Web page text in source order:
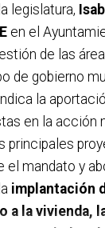
legislatura,
en el
de las
de gobierno
la
en la acción
principales
el mandato y
implantación
a la vivienda,